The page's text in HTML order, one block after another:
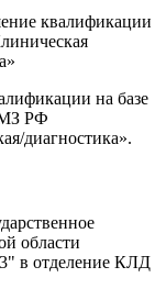
квалификации
на базе
РФ
диагностика».
области
в отделение КЛД